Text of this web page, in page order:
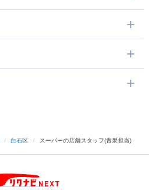
/ 白石区 / スーパーの店舗スタッフ(青果担当)